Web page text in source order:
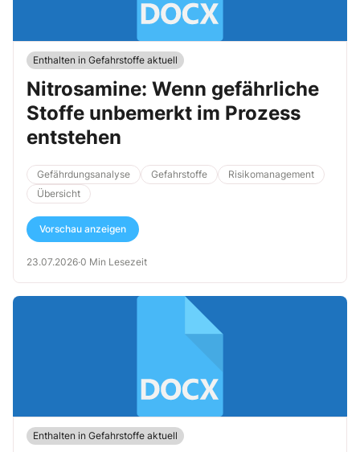
Enthalten in Gefahrstoffe aktuell
Nitrosamine: Wenn gefährliche
Stoffe unbemerkt im Prozess
entstehen
Gefährdungsanalyse Gefahrstoffe
Risikomanagement
Übersicht
Vorschau anzeigen
23.07.2026·0 Min Lesezeit
Enthalten in Gefahrstoffe aktuell